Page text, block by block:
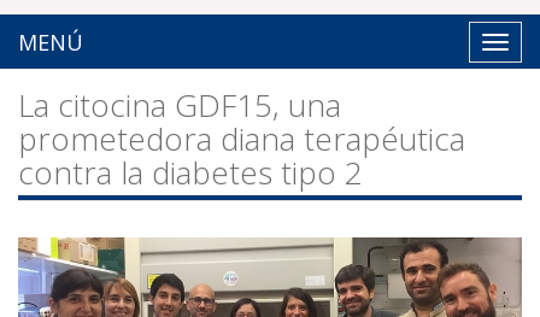
MENÚ
La citocina GDF15, una
prometedora diana terapéutica
contra la diabetes tipo 2